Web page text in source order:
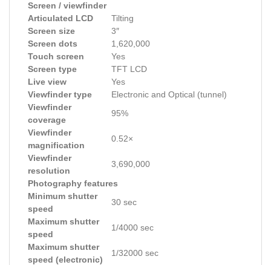
Screen / viewfinder
Articulated LCD
Tilting
Screen size
3″
Screen dots
1,620,000
Touch screen
Yes
Screen type
TFT LCD
Live view
Yes
Viewfinder type
Electronic and Optical (tunnel)
Viewfinder
coverage
95%
Viewfinder
magnification
0.52×
Viewfinder
resolution
3,690,000
Photography features
Minimum shutter
speed
30 sec
Maximum shutter
speed
1/4000 sec
Maximum shutter
speed (electronic)
1/32000 sec